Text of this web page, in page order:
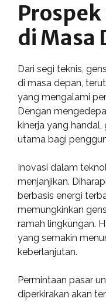
Prospek
di Masa
Dari segi teknis,
di masa depan,
yang mengalami
Dengan
kinerja yang handal,
utama bagi
Inovasi dalam
menjanjikan.
berbasis energi
memungkinkan
ramah lingkungan.
yang semakin
keberlanjutan.
Permintaan pasar
diperkirakan akan